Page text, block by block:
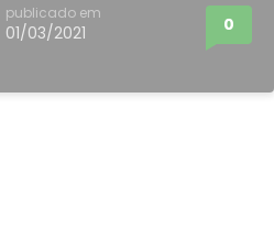
publicado em
01/03/2021 0